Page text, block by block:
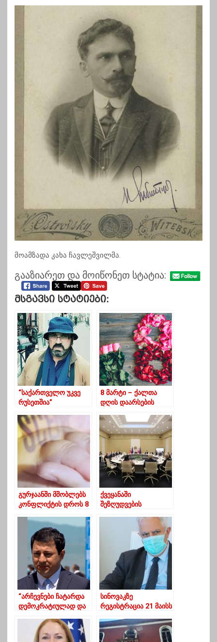
მოამზადა კახა ჩავლეშვილმა.
გააზიარეთ და მოიწონეთ სტატია:
Მსგავსი Სტატიები:
“საქართველო უკვე
რუსეთშია”
8 მარტი – ქალთა
დღის დაარსების
(შოკისმომგვრელი
რეალობა)
გურჯაანში მშობლებს
კონფლიქტის დროს 8
შემოაკვდათ
ქვეყანაში
შეზღუდვების
სტაბილიზაციის
შემთხვევაში პირველი
ივნისიდან განიხილება
“არჩევნები ჩატარდა
დემოკრატიულად და
ნების გაყალბებაზე
ბრალდება იყო
სინოვაკზე
რეგისტრაცია 21 მაისს
კი 24 მაისს